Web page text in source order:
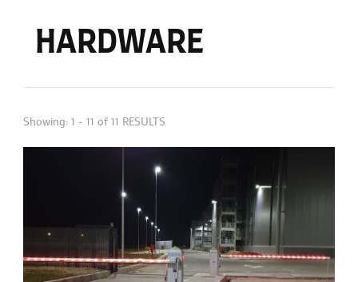
HARDWARE
Showing: 1 - 11 of 11 RESULTS